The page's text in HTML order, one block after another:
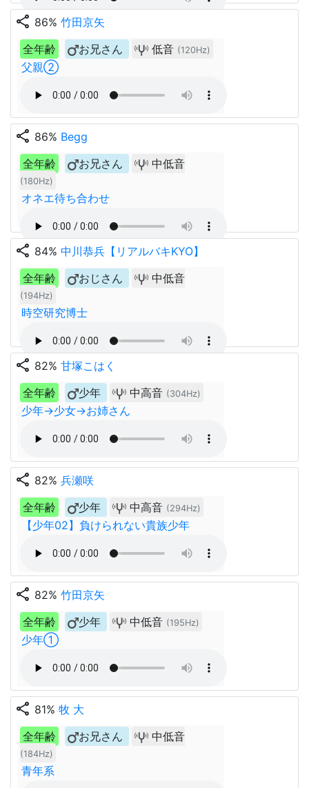
share 86% 竹田京矢
全年齢
お兄さん 低音 (120Hz)
父親②
share 86% Begg
全年齢
お兄さん 中低音
(180Hz)
オネエ待ち合わせ
share 84% 中川恭兵【リアルバキKYO】
全年齢
おじさん 中低音
(194Hz)
時空研究博士
share 82% 甘塚こはく
全年齢
少年 中高音 (304Hz)
少年→少女→お姉さん
share 82% 兵瀬咲
全年齢
少年 中高音 (294Hz)
【少年02】負けられない貴族少年
share 82% 竹田京矢
全年齢
少年 中低音 (195Hz)
少年①
share 81% 牧 大
全年齢
お兄さん 中低音
(184Hz)
青年系